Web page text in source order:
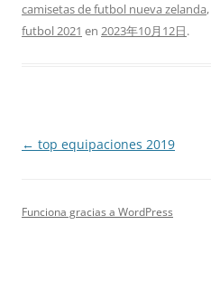
camisetas de futbol nueva zelanda,
futbol 2021 en 2023年10月12日.
Navegación
← top equipaciones 2019
Funciona gracias a WordPress